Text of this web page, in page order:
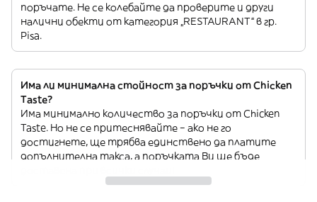
поръчате. Не се колебайте да проверите и други
налични обекти от категория „RESTAURANT“ в гр.
Pisa.
Има ли минимална стойност за поръчки от Chicken
Taste?
Има минимално количество за поръчки от Chicken
Taste. Но не се притеснявайте – ако не го
достигнете, ще трябва единствено да платите
допълнителна такса, а поръчката Ви ще бъде